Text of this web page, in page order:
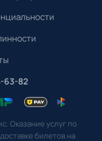
63-82
Оказание услуг по
билетов на